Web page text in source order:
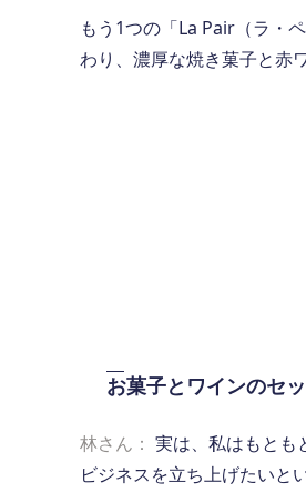
もう1つの「La Pair（ラ・
わり、濃厚な焼き菓子と赤
お菓子とワインのセ
林さん： 実は、私はもとも
ビジネスを立ち上げたいと